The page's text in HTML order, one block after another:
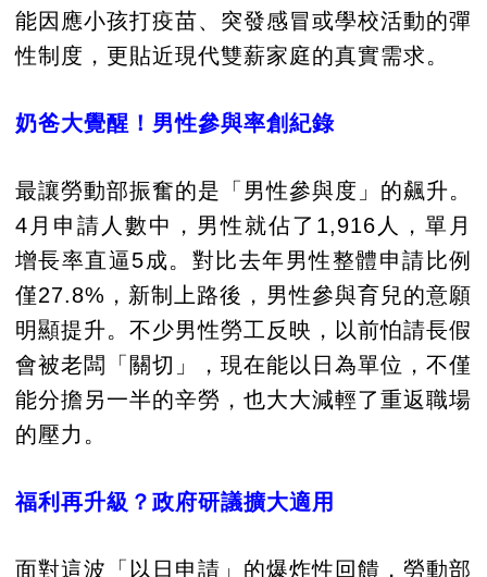
能因應小孩打疫苗、突發感冒或學校活動的彈
性制度，更貼近現代雙薪家庭的真實需求。
奶爸大覺醒！男性參與率創紀錄
最讓勞動部振奮的是「男性參與度」的飆升。
4月申請人數中，男性就佔了1,916人，單月
增長率直逼5成。對比去年男性整體申請比例
僅27.8%，新制上路後，男性參與育兒的意願
明顯提升。不少男性勞工反映，以前怕請長假
會被老闆「關切」，現在能以日為單位，不僅
能分擔另一半的辛勞，也大大減輕了重返職場
的壓力。
福利再升級？政府研議擴大適用
面對這波「以日申請」的爆炸性回饋，勞動部